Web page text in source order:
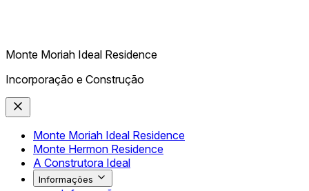
Monte Moriah Ideal Residence
Incorporação e Construção
Monte Moriah Ideal Residence
Monte Hermon Residence
A Construtora Ideal
Informações